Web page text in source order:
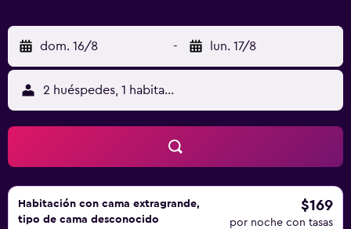
ocio y esparcimiento en este hotel incluyen gimnasio.
dom. 16/8 - lun. 17/8
2 huéspedes, 1 habitación
Habitación con cama extragrande,
tipo de cama desconocido
$169
por noche con tasas